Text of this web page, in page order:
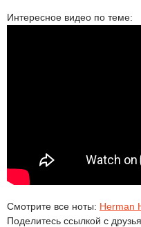
Интересное видео по теме:
Смотрите все ноты: Herman
Поделитесь ссылкой с